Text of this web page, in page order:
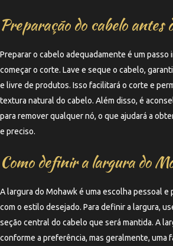
Preparação do cabelo antes
Preparar o cabelo adequadamente é um passo
começar o corte. Lave e seque o cabelo,
e livre de produtos. Isso facilitará o corte e
textura natural do cabelo. Além disso, é
para remover qualquer nó, o que ajudará a
e preciso.
Como definir a largura do
A largura do Mohawk é uma escolha pessoal e
com o estilo desejado. Para definir a largura,
seção central do cabelo que será mantida. A
conforme a preferência, mas geralmente, uma